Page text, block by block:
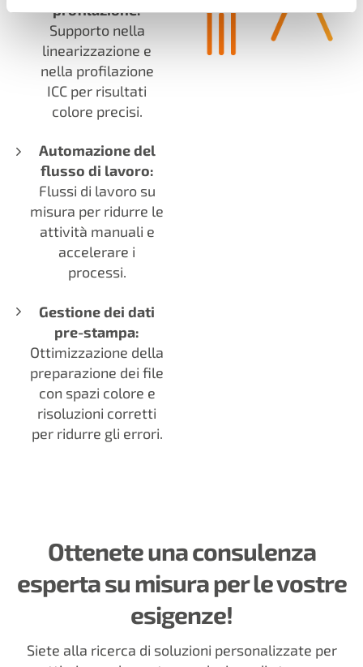
profilazione:
Supporto nella
linearizzazione e
nella profilazione
ICC per risultati
colore precisi.
Automazione del
flusso di lavoro:
Flussi di lavoro su
misura per ridurre le
attività manuali e
accelerare i
processi.
Gestione dei dati
pre-stampa:
Ottimizzazione della
preparazione dei file
con spazi colore e
risoluzioni corretti
per ridurre gli errori.
Ottenete una consulenza
esperta su misura per le vostre
esigenze!
Siete alla ricerca di soluzioni personalizzate per